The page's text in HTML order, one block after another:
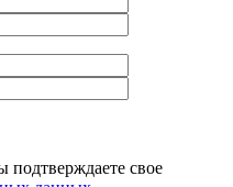
свое